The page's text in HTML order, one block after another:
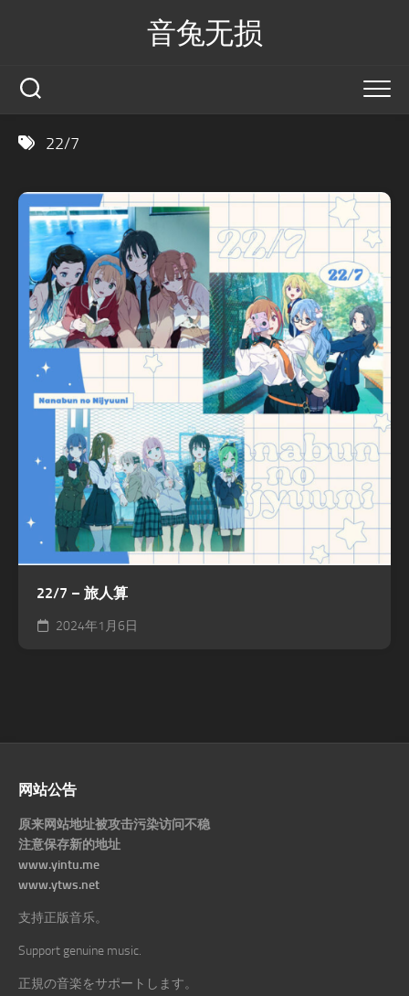
音兔无损
22/7
22/7 – 旅人算
2024年1月6日
网站公告
原来网站地址被攻击污染访问不稳
注意保存新的地址
www.yintu.me
www.ytws.net
支持正版音乐。
Support genuine music.
正規の音楽をサポートします。